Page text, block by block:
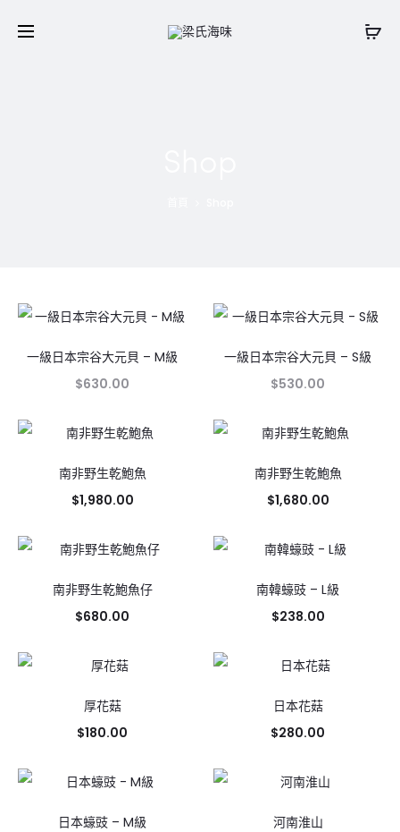
一級日本宗谷大元貝 – M級
$630.00
一級日本宗谷大元貝 – S級
$530.00
南非野生乾鮑魚
$1,980.00
南非野生乾鮑魚
$1,680.00
南非野生乾鮑魚仔
$680.00
南韓蠔豉 – L級
$238.00
厚花菇
$180.00
日本花菇
$280.00
日本蠔豉 – M級
河南淮山